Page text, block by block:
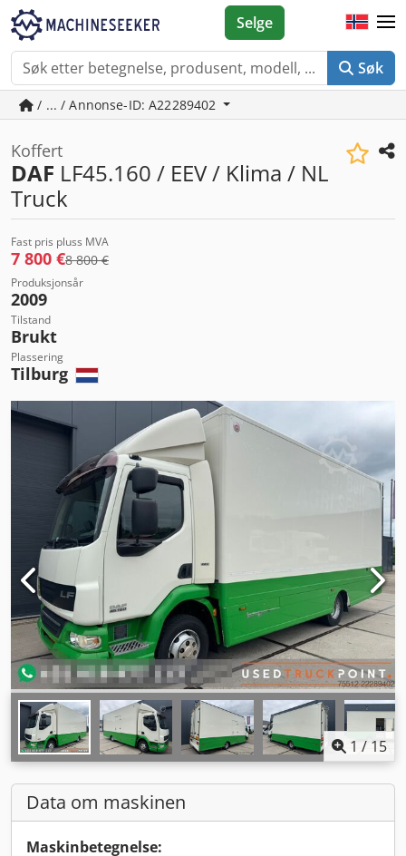
Søk
Selge
/ ... / Annonse-ID: A22289402
Koffert
DAF LF45.160 / EEV / Klima / NL
Truck
Fast pris pluss MVA
7 800 €8 800 €
Produksjonsår
2009
Tilstand
Brukt
Plassering
Tilburg
1 / 15
Data om maskinen
Maskinbetegnelse: